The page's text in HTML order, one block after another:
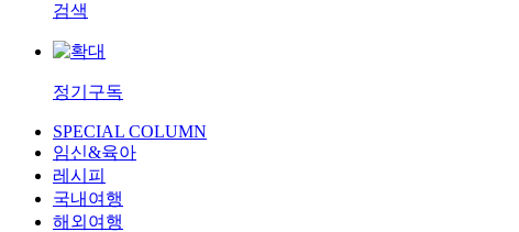
검색
정기구독
SPECIAL COLUMN
임신&육아
레시피
국내여행
해외여행